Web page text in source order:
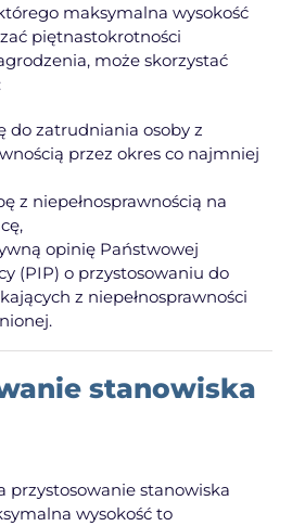
maksymalna wysokość
piętnastokrotności
może skorzystać
do zatrudniania osoby z
przez okres co najmniej
z niepełnosprawnością na
opinię Państwowej
(PIP) o przystosowaniu do
z niepełnosprawności
stanowiska
przystosowanie stanowiska
wysokość to